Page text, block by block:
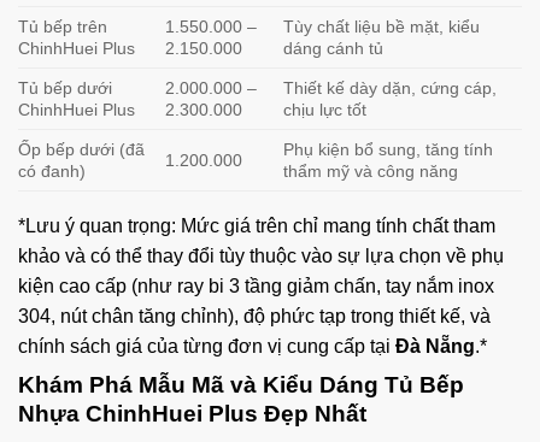
Tủ bếp trên
ChinhHuei Plus
1.550.000 –
2.150.000
Tùy chất liệu bề mặt, kiểu
dáng cánh tủ
Tủ bếp dưới
ChinhHuei Plus
2.000.000 –
2.300.000
Thiết kế dày dặn, cứng cáp,
chịu lực tốt
Ốp bếp dưới (đã
có đanh)
1.200.000
Phụ kiện bổ sung, tăng tính
thẩm mỹ và công năng
*Lưu ý quan trọng: Mức giá trên chỉ mang tính chất tham
khảo và có thể thay đổi tùy thuộc vào sự lựa chọn về phụ
kiện cao cấp (như ray bi 3 tầng giảm chấn, tay nắm inox
304, nút chân tăng chỉnh), độ phức tạp trong thiết kế, và
chính sách giá của từng đơn vị cung cấp tại Đà Nẵng.*
Khám Phá Mẫu Mã và Kiểu Dáng Tủ Bếp
Nhựa ChinhHuei Plus Đẹp Nhất